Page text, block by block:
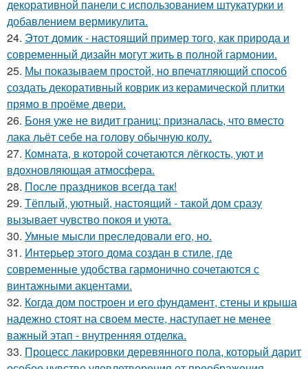
декоративной панели с использованием штукатурки и
добавлением вермикулита.
24. Этот домик - настоящий пример того, как природа и
современный дизайн могут жить в полной гармонии.
25. Мы показываем простой, но впечатляющий способ
создать декоративный коврик из керамической плитки
прямо в проёме двери.
26. Боня уже не видит границ: призналась, что вместо
лака льёт себе на голову обычную колу.
27. Комната, в которой сочетаются лёгкость, уют и
вдохновляющая атмосфера.
28. После праздников всегда так!
29. Тёплый, уютный, настоящий - такой дом сразу
вызывает чувство покоя и уюта.
30. Умные мысли преследовали его, но.
31. Интерьер этого дома создан в стиле, где
современные удобства гармонично сочетаются с
винтажными акцентами.
32. Когда дом построен и его фундамент, стены и крыша
надежно стоят на своем месте, наступает не менее
важный этап - внутренняя отделка.
33. Процесс лакировки деревянного пола, который дарит